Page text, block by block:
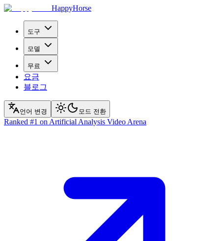
HappyHorse
도구
모델
무료
요금
블로그
언어 변경 모드 전환
Ranked #1 on Artificial Analysis Video Arena